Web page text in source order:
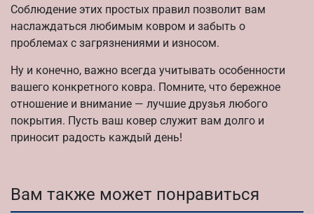
Соблюдение этих простых правил позволит вам
наслаждаться любимым ковром и забыть о
проблемах с загрязнениями и износом.
Ну и конечно, важно всегда учитывать особенности
вашего конкретного ковра. Помните, что бережное
отношение и внимание — лучшие друзья любого
покрытия. Пусть ваш ковер служит вам долго и
приносит радость каждый день!
Вам также может понравиться